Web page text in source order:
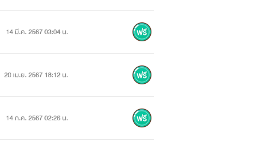
14 มี.ค. 2567 03:04 น.
20 เม.ย. 2567 18:12 น.
14 ก.ค. 2567 02:26 น.